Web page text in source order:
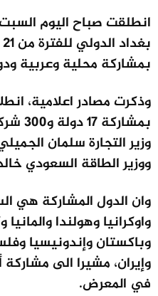
بمشاركة محلية وعربية
وذكرت مصادر اعلامية،
وزير التجارة سلمان
ووزير الطاقة السعودي
وان الدول المشاركة هي
واوكرانيا وهولندا
وباكستان وإندونيسيا
في المعرض.